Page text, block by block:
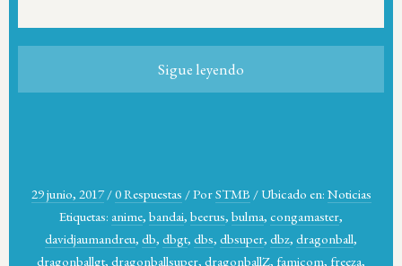
Sigue leyendo
29 junio, 2017 /0 Respuestas /PorSTMB / Ubicado en: Noticias
Etiquetas: anime, bandai, beerus, bulma, congamaster,
davidjaumandreu, db, dbgt, dbs, dbsuper, dbz, dragonball,
dragonballgt, dragonballsuper, dragonballZ, famicom, freeza,